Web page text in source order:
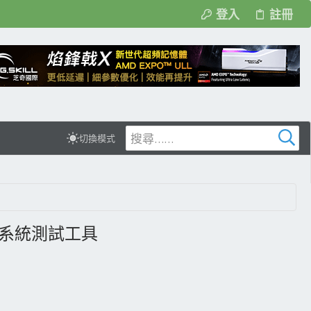
登入 註冊
切換模式
統測試工具